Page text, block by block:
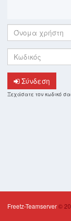
Όνομα
χρήστη:
Κωδικός:
Σύνδεση
Ξεχάσατε τον κωδικό
Freetz-Teamserver©